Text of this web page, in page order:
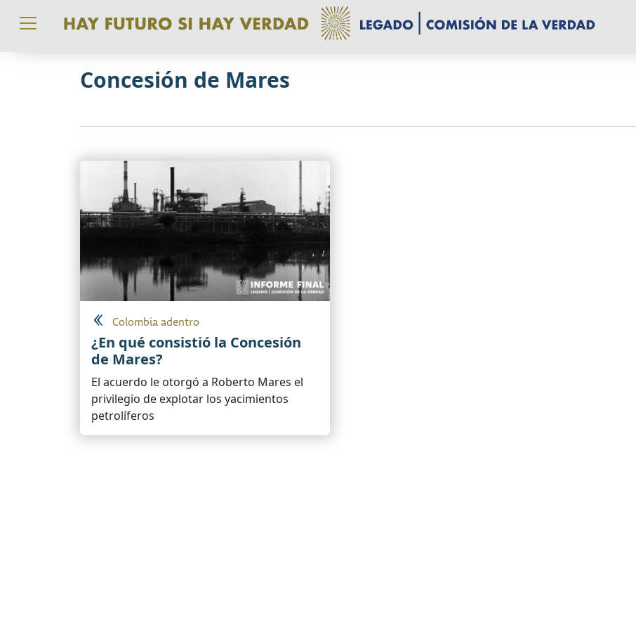
Concesión de Mares
Colombia adentro
¿En qué consistió la Concesión
de Mares?
El acuerdo le otorgó a Roberto Mares el
privilegio de explotar los yacimientos
petrolíferos